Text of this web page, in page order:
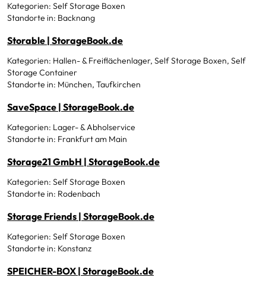
Kategorien: Self Storage Boxen
Standorte in: Backnang
Storable | StorageBook.de
Kategorien: Hallen- & Freiflächenlager, Self Storage Boxen, Self
Storage Container
Standorte in: München, Taufkirchen
SaveSpace | StorageBook.de
Kategorien: Lager- & Abholservice
Standorte in: Frankfurt am Main
Storage21 GmbH | StorageBook.de
Kategorien: Self Storage Boxen
Standorte in: Rodenbach
Storage Friends | StorageBook.de
Kategorien: Self Storage Boxen
Standorte in: Konstanz
SPEICHER-BOX | StorageBook.de